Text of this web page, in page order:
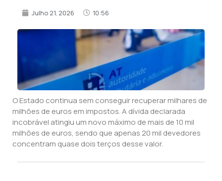
Julho 21, 2026 10:56
O Estado continua sem conseguir recuperar milhares de
milhões de euros em impostos. A dívida declarada
incobrável atingiu um novo máximo de mais de 10 mil
milhões de euros, sendo que apenas 20 mil devedores
concentram quase dois terços desse valor.